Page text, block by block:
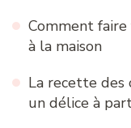
Comment
à la maison
La recette des
un délice à